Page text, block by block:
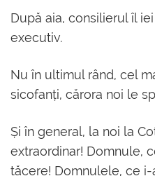
După aia, consilierul îl
executiv.
Nu în ultimul rând, cel
sicofanți, cărora noi le
Și în general, la noi la
extraordinar! Domnule,
tăcere! Domnulele, ce i-